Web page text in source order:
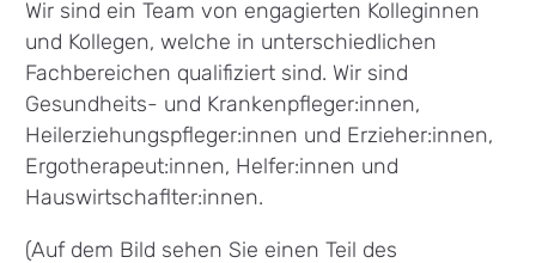
Wir sind ein Team von engagierten Kolleginnen
und Kollegen, welche in unterschiedlichen
Fachbereichen qualifiziert sind. Wir sind
Gesundheits- und Krankenpfleger:innen,
Heilerziehungspfleger:innen und Erzieher:innen,
Ergotherapeut:innen, Helfer:innen und
Hauswirtschaflter:innen.
(Auf dem Bild sehen Sie einen Teil des